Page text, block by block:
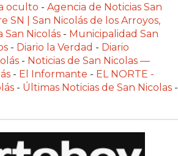
oculto - Agencia de Noticias San
SN | San Nicolás de los Arroyos,
San Nicolás - Municipalidad San
- Diario la Verdad - Diario
- Noticias de San Nicolas —
- El Informante - EL NORTE -
- Últimas Noticias de San Nicolas -